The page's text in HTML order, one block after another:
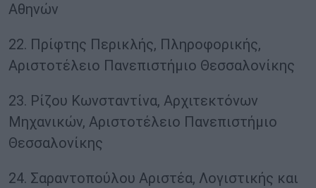
Αθηνών
22. Πρίφτης Περικλής, Πληροφορικής,
Αριστοτέλειο Πανεπιστήμιο Θεσσαλονίκης
23. Ρίζου Κωνσταντίνα, Αρχιτεκτόνων
Μηχανικών, Αριστοτέλειο Πανεπιστήμιο
Θεσσαλονίκης
24. Σαραντοπούλου Αριστέα, Λογιστικής και